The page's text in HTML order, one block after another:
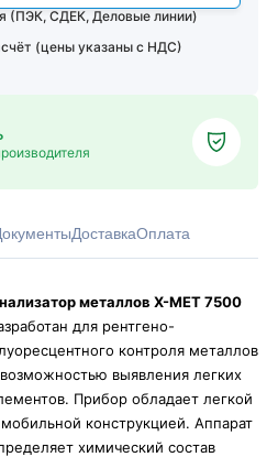
(ПЭК, СДЕК, Деловые линии)
(цены указаны с НДС)
ДоставкаОплата
металлов X-MET 7500
для рентгено-
контроля металлов
выявления легких
Прибор обладает легкой
конструкцией. Аппарат
химический состав